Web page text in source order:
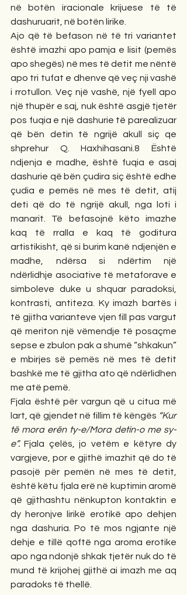
në botën iracionale krijuese të të
dashuruarit, në botën lirike.
Ajo që të befason në të tri variantet
është imazhi apo pamja e lisit (pemës
apo shegës) në mes të detit me nëntë
apo tri tufat e dhenve që veç nji vashë
i rrotullon. Veç një vashë, një fyell apo
një thupër e saj, nuk është asgjë tjetër
pos fuqia e një dashurie të parealizuar
që bën detin të ngrijë akull siç qe
shprehur Q. Haxhihasani.8 Është
ndjenja e madhe, është fuqia e asaj
dashurie që bën çudira siç është edhe
çudia e pemës në mes të detit, atij
deti që do të ngrijë akull, nga loti i
manarit. Të befasojnë këto imazhe
kaq të rralla e kaq të goditura
artistikisht, që si burim kanë ndjenjën e
madhe, ndërsa si ndërtim një
ndërlidhje asociative të metaforave e
simboleve duke u shquar paradoksi,
kontrasti, antiteza. Ky imazh bartës i
të gjitha varianteve vjen fill pas vargut
që meriton një vëmendje të posaçme
sepse e zbulon pak a shumë “shkakun”
e mbirjes së pemës në mes të detit
bashkë me të gjitha ato që ndërlidhen
me atë pemë.
Fjala është për vargun që u citua më
lart, që gjendet në fillim të këngës “Kur
të mora erën ty-e/Mora detin-o me sy-
e”. Fjala çelës, jo vetëm e këtyre dy
vargjeve, por e gjithë imazhit që do të
pasojë për pemën në mes të detit,
është këtu fjala erë në kuptimin aromë
që gjithashtu nënkupton kontaktin e
dy heronjve lirikë erotikë apo dehjen
nga dashuria. Po të mos ngjante një
dehje e tillë qoftë nga aroma erotike
apo nga ndonjë shkak tjetër nuk do të
mund të krijohej gjithë ai imazh me aq
paradoks të thellë.